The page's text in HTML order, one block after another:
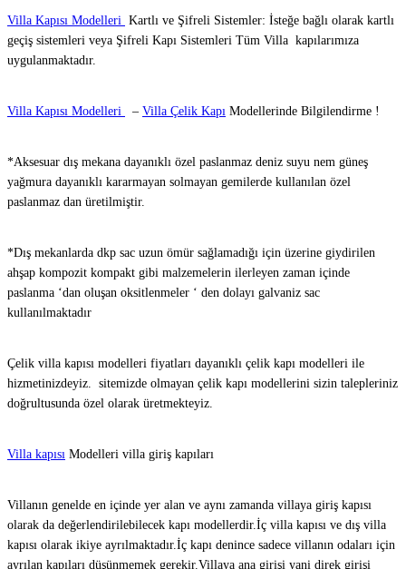
Villa Kapısı Modelleri Kartlı ve Şifreli Sistemler: İsteğe bağlı olarak kartlı
geçiş sistemleri veya Şifreli Kapı Sistemleri Tüm Villa kapılarımıza
uygulanmaktadır.
Villa Kapısı Modelleri – Villa Çelik Kapı Modellerinde Bilgilendirme !
*Aksesuar dış mekana dayanıklı özel paslanmaz deniz suyu nem güneş
yağmura dayanıklı kararmayan solmayan gemilerde kullanılan özel
paslanmaz dan üretilmiştir.
*Dış mekanlarda dkp sac uzun ömür sağlamadığı için üzerine giydirilen
ahşap kompozit kompakt gibi malzemelerin ilerleyen zaman içinde
paslanma ‘dan oluşan oksitlenmeler ‘ den dolayı galvaniz sac
kullanılmaktadır
Çelik villa kapısı modelleri fiyatları dayanıklı çelik kapı modelleri ile
hizmetinizdeyiz. sitemizde olmayan çelik kapı modellerini sizin talepleriniz
doğrultusunda özel olarak üretmekteyiz.
Villa kapısı Modelleri villa giriş kapıları
Villanın genelde en içinde yer alan ve aynı zamanda villaya giriş kapısı
olarak da değerlendirilebilecek kapı modellerdir.İç villa kapısı ve dış villa
kapısı olarak ikiye ayrılmaktadır.İç kapı denince sadece villanın odaları için
ayrılan kapıları düşünmemek gerekir.Villaya ana girişi yani direk girişi